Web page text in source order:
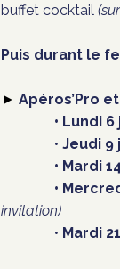
buffet cocktail
Puis durant le
► Apéros’Pro
• Lundi
• Jeudi 9
• Mardi
•
invitation)
• Mardi